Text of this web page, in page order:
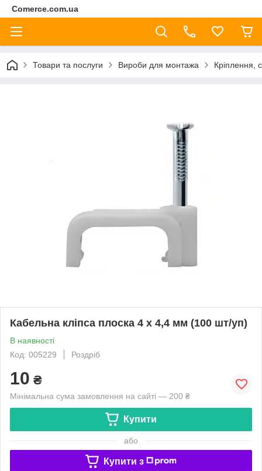
Comerce.com.ua
Товари та послуги Вироби для монтажа Кріплення,
Кабельна клiпса плоска 4 х 4,4 мм (100 шт/уп)
В наявності
Код: 005229
Роздріб
10 ₴
Мінімальна сума замовлення на сайті — 200 ₴
Купити
або
Купити з